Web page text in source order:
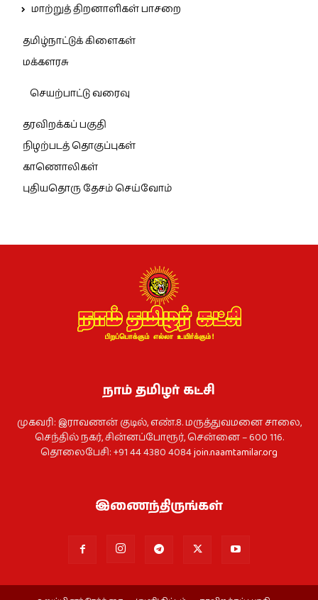
மாற்றுத் திறனாளிகள் பாசறை
தமிழ்நாட்டுக் கிளைகள்
மக்களரசு
செயற்பாட்டு வரைவு
தரவிறக்கப் பகுதி
நிழற்படத் தொகுப்புகள்
காணொலிகள்
புதியதொரு தேசம் செய்வோம்
நாம் தமிழர் கட்சி
முகவரி: இராவணன் குடில், எண்.8. மருத்துவமனை சாலை,
செந்தில் நகர், சின்னப்போரூர், சென்னை – 600 116.
தொலைபேசி: +91 44 4380 4084join.naamtamilar.org
இணைந்திருங்கள்